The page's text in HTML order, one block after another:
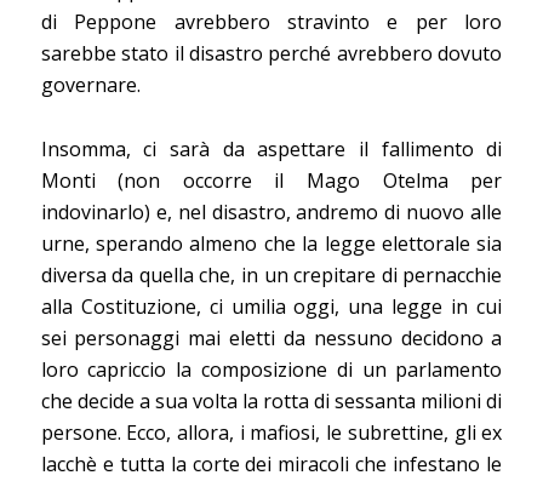
di Peppone avrebbero stravinto e per loro
sarebbe stato il disastro perché avrebbero dovuto
governare.
Insomma, ci sarà da aspettare il fallimento di
Monti (non occorre il Mago Otelma per
indovinarlo) e, nel disastro, andremo di nuovo alle
urne, sperando almeno che la legge elettorale sia
diversa da quella che, in un crepitare di pernacchie
alla Costituzione, ci umilia oggi, una legge in cui
sei personaggi mai eletti da nessuno decidono a
loro capriccio la composizione di un parlamento
che decide a sua volta la rotta di sessanta milioni di
persone. Ecco, allora, i mafiosi, le subrettine, gli ex
lacchè e tutta la corte dei miracoli che infestano le